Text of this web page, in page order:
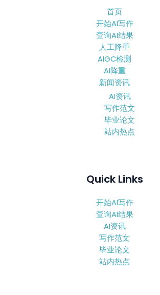
首页
开始AI写作
查询AI结果
人工降重
AIGC检测
AI降重
新闻资讯
AI资讯
写作范文
毕业论文
站内热点
Quick Links
开始AI写作
查询AI结果
AI资讯
写作范文
毕业论文
站内热点